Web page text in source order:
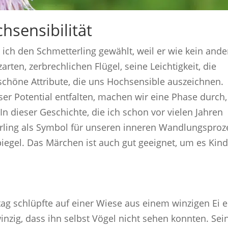
ich den Schmetterling gewählt, weil er wie kein
zerbrechlichen Flügel, seine Leichtigkeit, die
Attribute, die uns Hochsensible auszeichnen.
Potential entfalten, machen wir eine Phase
dieser Geschichte, die ich schon vor vielen Jahren
als Symbol für unseren inneren
Das Märchen ist auch gut geeignet, um es
schlüpfte auf einer Wiese aus einem winzigen Ei
dass ihn selbst Vögel nicht sehen konnten.